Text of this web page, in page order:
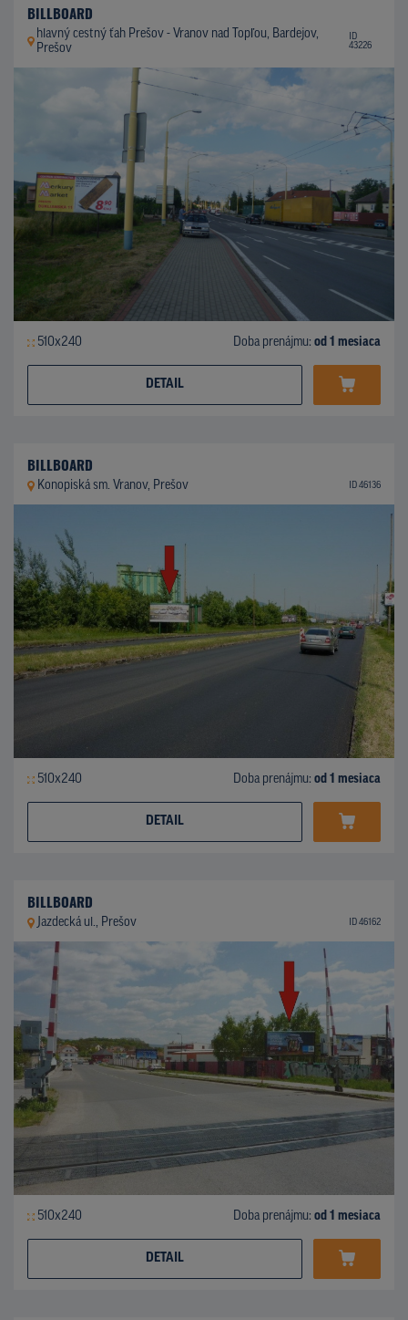
BILLBOARD
hlavný cestný ťah Prešov - Vranov nad Topľou, Bardejov,
Prešov
ID
43226
510x240 Doba prenájmu: od 1 mesiaca
DETAIL
BILLBOARD
Konopiská sm. Vranov, Prešov ID 46136
510x240 Doba prenájmu: od 1 mesiaca
DETAIL
BILLBOARD
Jazdecká ul., Prešov ID 46162
510x240 Doba prenájmu: od 1 mesiaca
DETAIL